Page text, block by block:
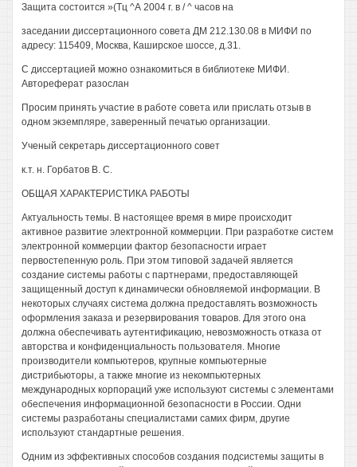
Защита состоится »(Тц ^А 2004 г. в / ^ часов на
заседании диссертационного совета ДМ 212.130.08 в МИФИ по
адресу: 115409, Москва, Каширское шоссе, д.31.
С диссертацией можно ознакомиться в библиотеке МИФИ.
Автореферат разослан
Просим принять участие в работе совета или прислать отзыв в
одном экземпляре, заверенный печатью организации.
Ученый секретарь диссертационного совет
к.т. н. Горбатов В. С.
ОБЩАЯ ХАРАКТЕРИСТИКА РАБОТЫ
Актуальность темы. В настоящее время в мире происходит
активное развитие электронной коммерции. При разработке систем
электронной коммерции фактор безопасности играет
первостепенную роль. При этом типовой задачей является
создание системы работы с партнерами, предоставляющей
защищенный доступ к динамически обновляемой информации. В
некоторых случаях система должна предоставлять возможность
оформления заказа и резервирования товаров. Для этого она
должна обеспечивать аутентификацию, невозможность отказа от
авторства и конфиденциальность пользователя. Многие
производители компьютеров, крупные компьютерные
дистрибьюторы, а также многие из некомпьютерных
международных корпораций уже используют системы с элементами
обеспечения информационной безопасности в России. Одни
системы разработаны специалистами самих фирм, другие
используют стандартные решения.
Одним из эффективных способов создания подсистемы защиты в